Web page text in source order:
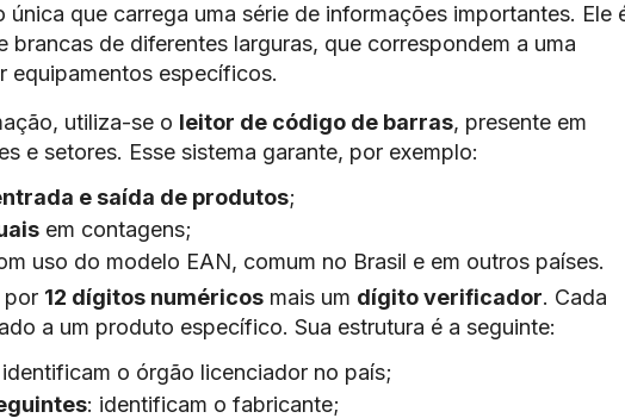
única que carrega uma série de informações importantes. Ele
brancas de diferentes larguras, que correspondem a uma
equipamentos específicos.
utiliza-se o leitor de código de barras, presente em
e setores. Esse sistema garante, por exemplo:
e saída de produtos;
em contagens;
uso do modelo EAN, comum no Brasil e em outros países.
por 12 dígitos numéricos mais um dígito verificador. Cada
a um produto específico. Sua estrutura é a seguinte:
o órgão licenciador no país;
: identificam o fabricante;